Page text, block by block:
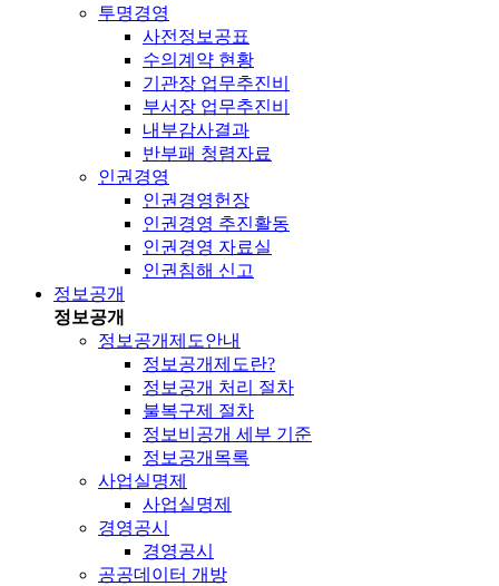
투명경영
사전정보공표
수의계약 현황
기관장 업무추진비
부서장 업무추진비
내부감사결과
반부패 청렴자료
인권경영
인권경영헌장
인권경영 추진활동
인권경영 자료실
인권침해 신고
정보공개
정보공개
정보공개제도안내
정보공개제도란?
정보공개 처리 절차
불복구제 절차
정보비공개 세부 기준
정보공개목록
사업실명제
사업실명제
경영공시
경영공시
공공데이터 개방